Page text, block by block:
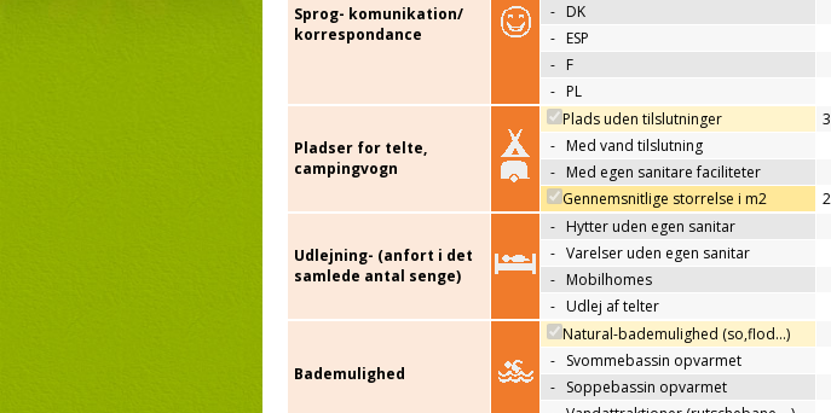
Sprog- komunikation/
korrespondance
- DK
- ESP
- F
- PL
Pladser for telte,
campingvogn
Plads uden tilslutninger
- Med vand tilslutning
- Med egen sanitare faciliteter
Gennemsnitlige storrelse i m2
Udlejning- (anfort i det
samlede antal senge)
- Hytter uden egen sanitar
- Varelser uden egen sanitar
- Mobilhomes
- Udlej af telter
Bademulighed
Natural-bademulighed (so,flod...)
- Svommebassin opvarmet
- Soppebassin opvarmet